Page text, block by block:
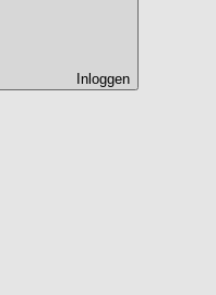
Inloggen